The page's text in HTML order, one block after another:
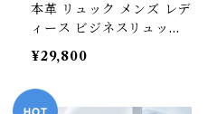
本革 リュック メンズ レデ
ィース ビジネスリュック
大容量 撥水 15.6インチ P
C対応 a4 バックパック ク
ロコ型押し レザー 通勤 通
学 自転車 出張 軽量 おし
¥29,800